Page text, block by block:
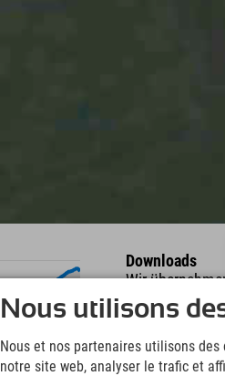
Downloads
Wir
Informationen.
Nous utilisons
Nous et nos partenaires utilisons
notre site web, analyser le trafic et